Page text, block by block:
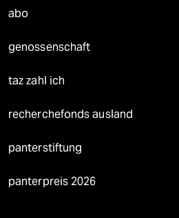
abo
genossenschaft
taz zahl ich
recherchefonds ausland
panterstiftung
panterpreis 2026